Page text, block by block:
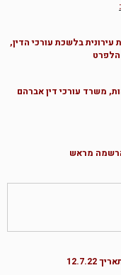
בלשכת עורכי הדין,
הלפרט
משרד עורכי דין אברהם
מראש